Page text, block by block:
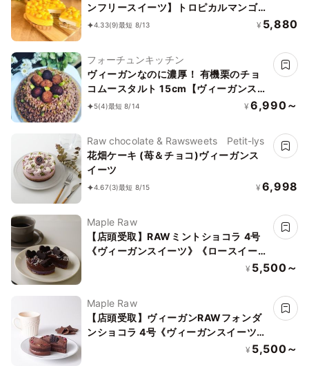
ンフリースイーツ】トロピカルマンゴー
バナーヌ 5号 15cm ～京豆腐仕立て～
4.33(9)最短 8/13 ¥ 5,880
フォーチュンキッチン
ヴィーガンなのに濃厚！ 有機栗のチョ
コムースタルト 15cm【ヴィーガンスイ
ーツ・ヴィーガンケーキ】
5(4)最短 8/14 ¥ 6,990～
Raw chocolate & Rawsweets Petit-lys
花畑ケーキ (苺＆チョコ)ヴィーガンス
イーツ
4.67(3)最短 8/15 ¥ 6,998
Maple Raw
【店頭受取】RAWミントショコラ 4号
《ヴィーガンスイーツ》《ロースイー
¥ 5,500～
Maple Raw
【店頭受取】ヴィーガンRAWフォンダ
ンショコラ 4号《ヴィーガンスイーツ・
ヴィーガンケーキ》《ロースイーツ》
¥ 5,500～